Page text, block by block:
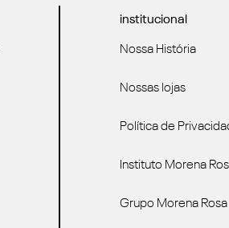
institucional
Nossa História
Nossas lojas
Política de
Instituto Morena
Grupo Morena Rosa